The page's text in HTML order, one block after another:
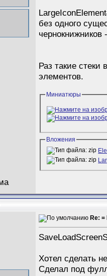
без одного
чернокнижников
Раз такие стеки
элементов.
Миниатюры
Вложения
Re:
Хотел сделать
Сделал под